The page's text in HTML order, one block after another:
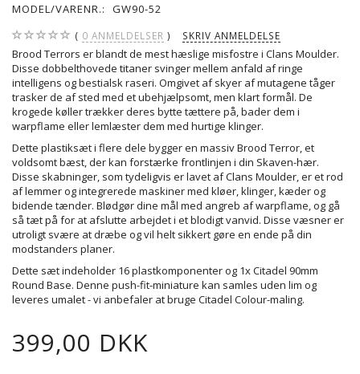
MODEL/VARENR.: GW90-52
0 ANMELDELSER SKRIV ANMELDELSE
Brood Terrors er blandt de mest hæslige misfostre i Clans Moulder.
Disse dobbelthovede titaner svinger mellem anfald af ringe
intelligens og bestialsk raseri. Omgivet af skyer af mutagene tåger
trasker de af sted med et ubehjælpsomt, men klart formål. De
krogede køller trækker deres bytte tættere på, bader dem i
warpflame eller lemlæster dem med hurtige klinger.
Dette plastiksæt i flere dele bygger en massiv Brood Terror, et
voldsomt bæst, der kan forstærke frontlinjen i din Skaven-hær.
Disse skabninger, som tydeligvis er lavet af Clans Moulder, er et rod
af lemmer og integrerede maskiner med kløer, klinger, kæder og
bidende tænder. Blødgør dine mål med angreb af warpflame, og gå
så tæt på for at afslutte arbejdet i et blodigt vanvid. Disse væsner er
utroligt svære at dræbe og vil helt sikkert gøre en ende på din
modstanders planer.
Dette sæt indeholder 16 plastkomponenter og 1x Citadel 90mm
Round Base. Denne push-fit-miniature kan samles uden lim og
leveres umalet - vi anbefaler at bruge Citadel Colour-maling.
399,00 DKK